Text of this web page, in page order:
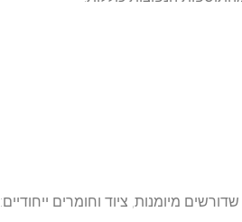
מיומנות, ציוד וחומרים ייחודיים: